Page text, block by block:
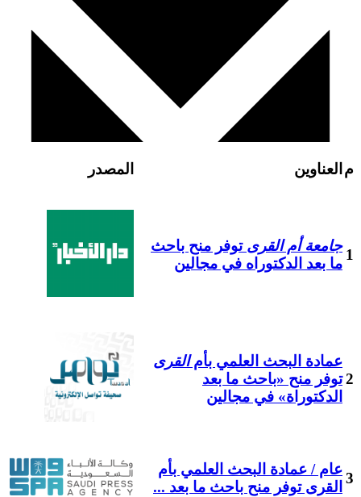
م العناوين المصدر
1
جامعة أم القرى توفر منح باحث
ما بعد الدكتوراه في مجالين
2
عمادة البحث العلمي بأمالقرى
توفر منح «باحث ما بعد
الدكتوراة» في مجالين
3
عام / عمادة البحث العلمي بأم
القرى توفر منح باحث ما بعد ...